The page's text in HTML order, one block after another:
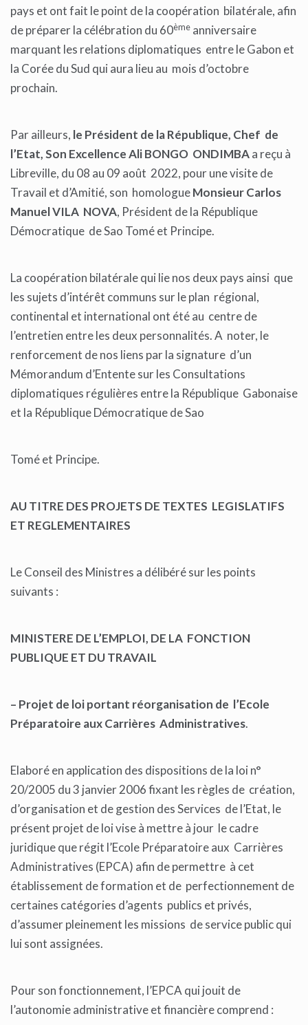
pays et ont fait le point de la coopération bilatérale, afin
de préparer la célébration du 60ème anniversaire
marquant les relations diplomatiques entre le Gabon et
la Corée du Sud qui aura lieu au mois d’octobre
prochain.
Par ailleurs, le Président de la République, Chef de
l’Etat, Son Excellence Ali BONGO ONDIMBAa reçu à
Libreville, du 08 au 09 août 2022, pour une visite de
Travail et d’Amitié, son homologueMonsieur Carlos
Manuel VILA NOVA, Président de la République
Démocratique de Sao Tomé et Principe.
La coopération bilatérale qui lie nos deux pays ainsi que
les sujets d’intérêt communs sur le plan régional,
continental et international ont été au centre de
l’entretien entre les deux personnalités. A noter, le
renforcement de nos liens par la signature d’un
Mémorandum d’Entente sur les Consultations
diplomatiques régulières entre la République Gabonaise
et la République Démocratique de Sao
Tomé et Principe.
AU TITRE DES PROJETS DE TEXTES LEGISLATIFS
ET REGLEMENTAIRES
Le Conseil des Ministres a délibéré sur les points
suivants :
MINISTERE DE L’EMPLOI, DE LA FONCTION
PUBLIQUE ET DU TRAVAIL
– Projet de loi portant réorganisation de l’Ecole
Préparatoire aux Carrières Administratives.
Elaboré en application des dispositions de la loi n°
20/2005 du 3 janvier 2006 fixant les règles de création,
d’organisation et de gestion des Services de l’Etat, le
présent projet de loi vise à mettre à jour le cadre
juridique que régit l’Ecole Préparatoire aux Carrières
Administratives (EPCA) afin de permettre à cet
établissement de formation et de perfectionnement de
certaines catégories d’agents publics et privés,
d’assumer pleinement les missions de service public qui
lui sont assignées.
Pour son fonctionnement, l’EPCA qui jouit de
l’autonomie administrative et financière comprend :